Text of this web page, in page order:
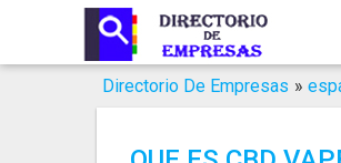
Inicio
Iniciar Sesión
Directorio De Empresas »